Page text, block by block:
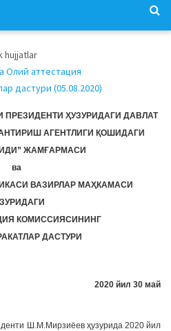
hujjatlar
Олий аттестация
дастури (05.08.2020)
ПРЕЗИДЕНТИ ҲУЗУРИДАГИ ДАВЛАТ
АГЕНТЛИГИ ҚОШИДАГИ
ЖАМҒАРМАСИ
ва
ВАЗИРЛАР МАҲКАМАСИ
КОМИССИЯСИНИНГ
ДАСТУРИ
2020 йил 30 май
Ш.М.Мирзиёев ҳузурида 2020 йил